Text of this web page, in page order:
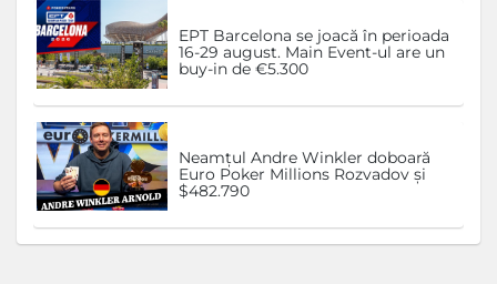
EPT Barcelona se joacă în perioada
16-29 august. Main Event-ul are un
buy-in de €5.300
Neamțul Andre Winkler doboară
Euro Poker Millions Rozvadov și
$482.790